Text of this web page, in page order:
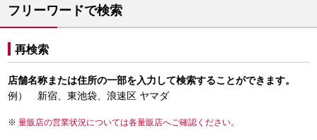
フリーワードで検索
再検索
店舗名称または住所の一部を入力して検索することができます。
例） 新宿、東池袋、浪速区 ヤマダ
量販店の営業状況については各量販店へご確認ください。